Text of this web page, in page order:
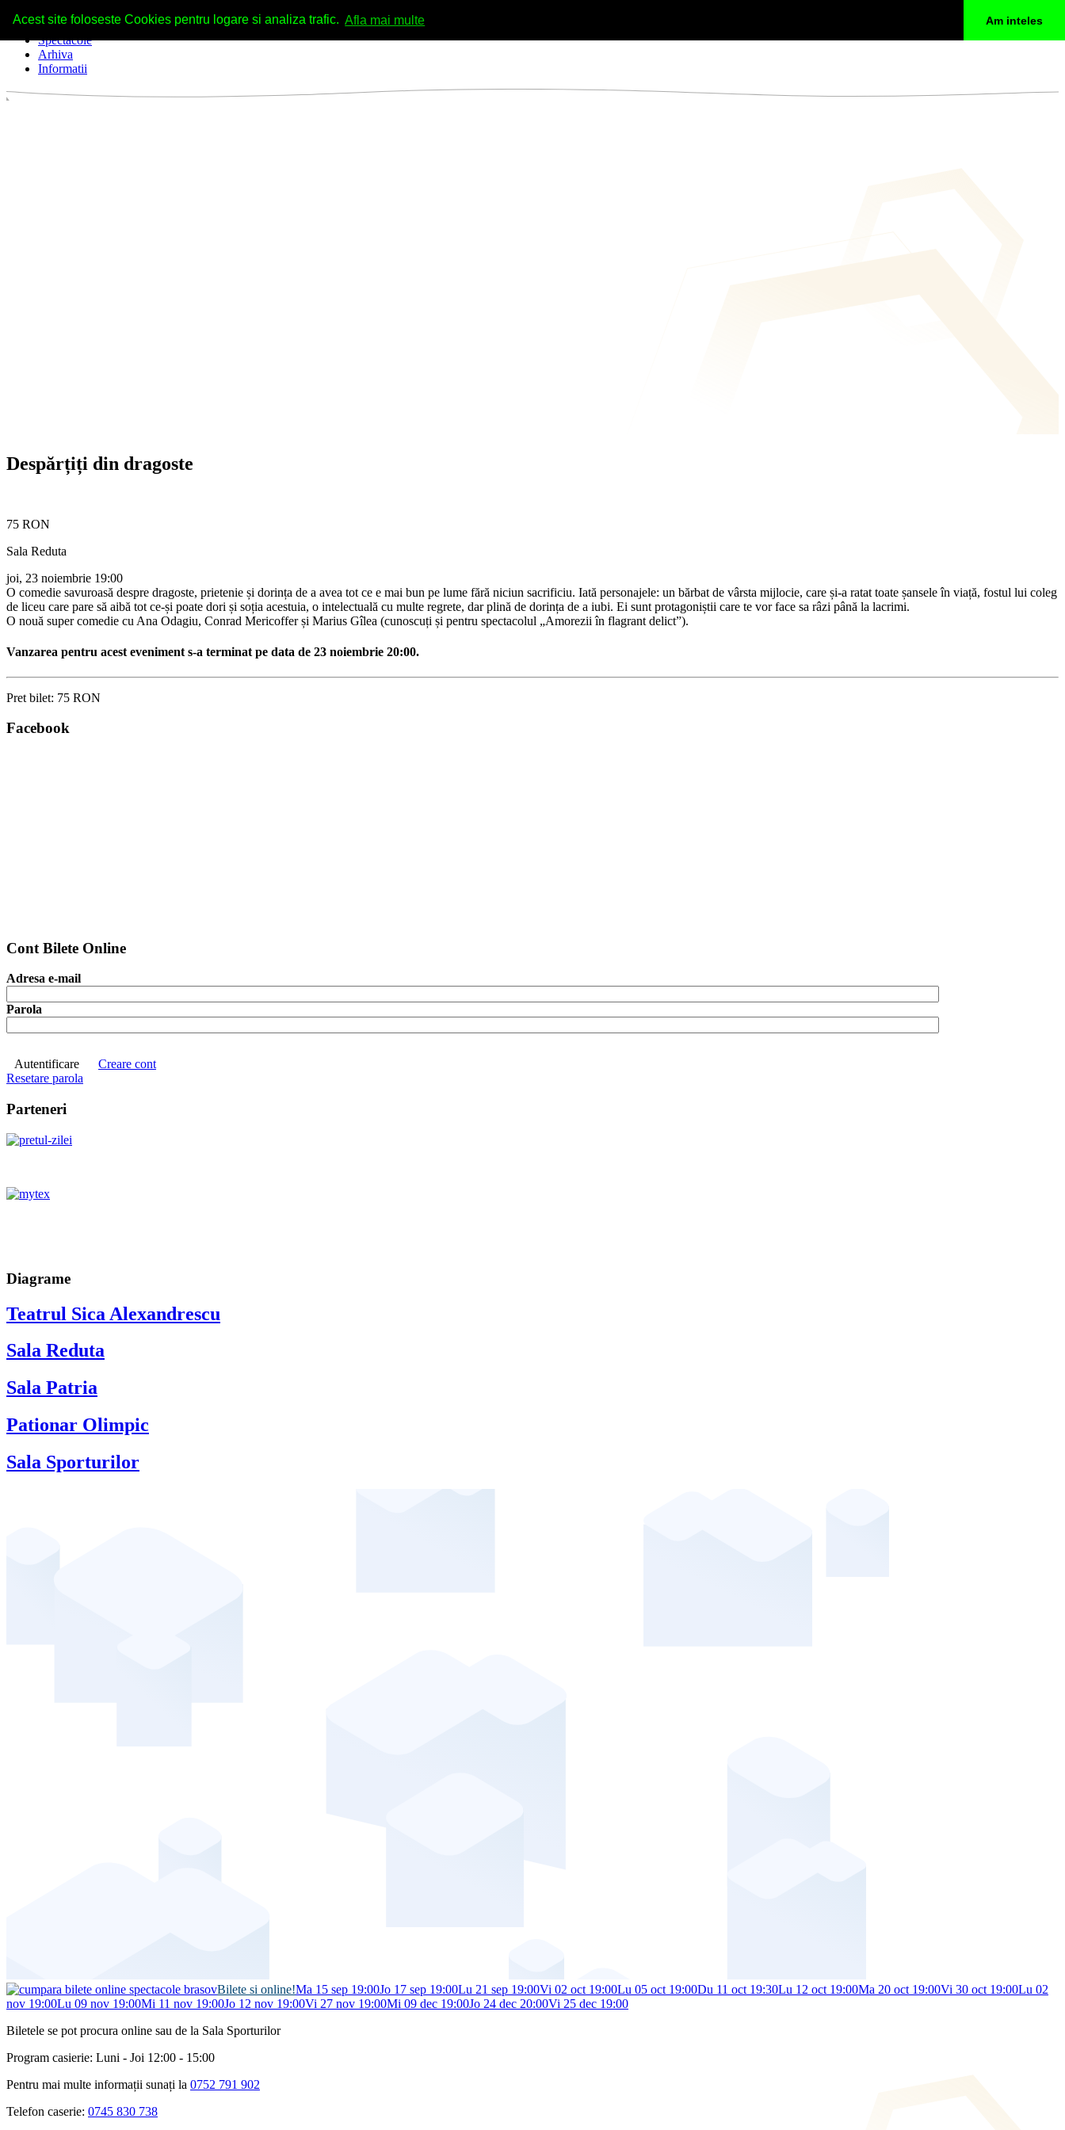
Acest site foloseste Cookies pentru logare si analiza trafic. Afla mai multe Am inteles
Spectacole
Arhiva
Informatii
Despărțiți din dragoste
75 RON
Sala Reduta
joi, 23 noiembrie 19:00
O comedie savuroasă despre dragoste, prietenie și dorința de a avea tot ce e mai bun pe lume fără niciun sacrificiu. Iată personajele: un bărbat de vârsta mijlocie, care și-a ratat toate șansele în viață, fostul lui coleg
de liceu care pare să aibă tot ce-și poate dori și soția acestuia, o intelectuală cu multe regrete, dar plină de dorința de a iubi. Ei sunt protagoniștii care te vor face sa râzi până la lacrimi.
O nouă super comedie cu Ana Odagiu, Conrad Mericoffer și Marius Gîlea (cunoscuți și pentru spectacolul „Amorezii în flagrant delict”).
Vanzarea pentru acest eveniment s-a terminat pe data de 23 noiembrie 20:00.
Pret bilet: 75 RON
Facebook
Cont Bilete Online
Adresa e-mail
Parola
Autentificare
Creare cont
Resetare parola
Parteneri
Diagrame
Teatrul Sica Alexandrescu
Sala Reduta
Sala Patria
Pationar Olimpic
Sala Sporturilor
Bilete si online!Ma 15 sep 19:00Jo 17 sep 19:00Lu 21 sep 19:00Vi 02 oct 19:00Lu 05 oct 19:00Du 11 oct 19:30Lu 12 oct 19:00Ma 20 oct 19:00Vi 30 oct 19:00Lu 02
nov 19:00Lu 09 nov 19:00Mi 11 nov 19:00Jo 12 nov 19:00Vi 27 nov 19:00Mi 09 dec 19:00Jo 24 dec 20:00Vi 25 dec 19:00
Biletele se pot procura online sau de la Sala Sporturilor
Program casierie: Luni - Joi 12:00 - 15:00
Pentru mai multe informații sunați la 0752 791 902
Telefon caserie: 0745 830 738